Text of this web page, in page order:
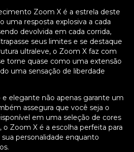
Zoom X é a estrela deste
uma resposta explosiva a cada
devolvida em cada corrida,
seus limites e se destaque
ultraleve, o Zoom X faz com
torne quase como uma extensão
uma sensação de liberdade
elegante não apenas garante um
assegura que você seja o
em uma seleção de cores
o Zoom X é a escolha perfeita para
personalidade enquanto